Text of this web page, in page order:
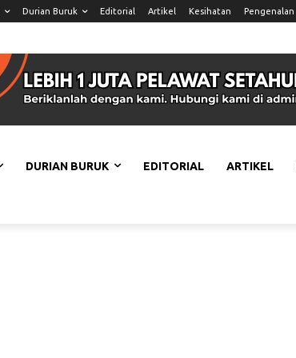
Durian Buruk Editorial Artikel Kesihatan Pengenalan
DURIAN BURUK EDITORIAL ARTIKEL